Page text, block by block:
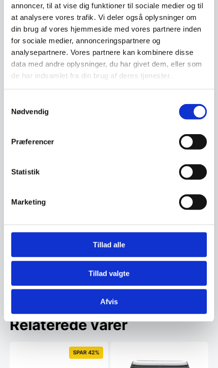
annoncer, til at vise dig funktioner til sociale medier og til
at analysere vores trafik. Vi deler også oplysninger om
din brug af vores hjemmeside med vores partnere inden
for sociale medier, annonceringspartnere og
analysepartnere. Vores partnere kan kombinere disse
data med andre oplysninger, du har givet dem, eller som
de har indsamlet fra din brug af deres tjenester.
Nødvendig
Præferencer
Statistik
Marketing
Tillad alle
Tillad valgte
Afvis
herunder dobbeltsvejsning i tre trin,
pulsefunktion og manuel svejsning, hvilket giver
optimal fleksibilitet og præcision ved forskellige
fødevaretyper. Vakuumbeholderfunktionen øger
anvendelsesmulighederne ved også at kunne
pakke i beholdere. Vakuumrullernes indbyggede
kniv gør det nemt at tilpasse posestørrelser
efter behov. Leveringen inkluderer vakuumposer
specialdesignede riflede poser sikrer en effektiv
professionelle kokke, cateringvirksomheder og
ambitiøse hjemmekokke, der ønsker at bevare
Om koncernen & god kvalitet
Vi prismatcher - Klik her
Relaterede varer
SPAR 42%